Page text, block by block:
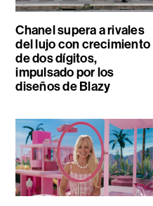
Chanel supera a rivales
del lujo con crecimiento
de dos dígitos,
impulsado por los
diseños de Blazy